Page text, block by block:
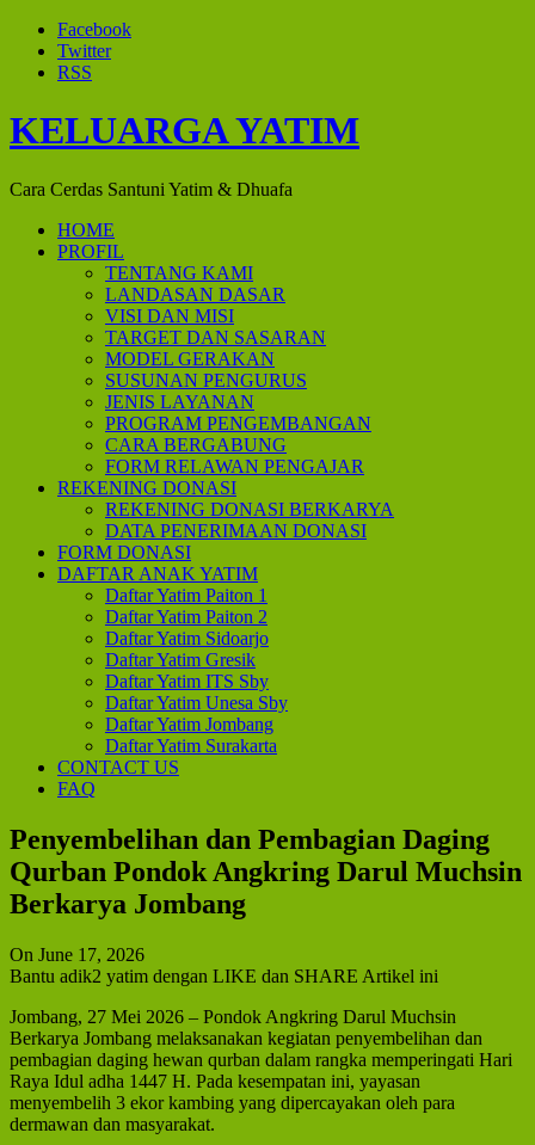
Facebook
Twitter
RSS
KELUARGA YATIM
Cara Cerdas Santuni Yatim & Dhuafa
HOME
PROFIL
TENTANG KAMI
LANDASAN DASAR
VISI DAN MISI
TARGET DAN SASARAN
MODEL GERAKAN
SUSUNAN PENGURUS
JENIS LAYANAN
PROGRAM PENGEMBANGAN
CARA BERGABUNG
FORM RELAWAN PENGAJAR
REKENING DONASI
REKENING DONASI BERKARYA
DATA PENERIMAAN DONASI
FORM DONASI
DAFTAR ANAK YATIM
Daftar Yatim Paiton 1
Daftar Yatim Paiton 2
Daftar Yatim Sidoarjo
Daftar Yatim Gresik
Daftar Yatim ITS Sby
Daftar Yatim Unesa Sby
Daftar Yatim Jombang
Daftar Yatim Surakarta
CONTACT US
FAQ
Penyembelihan dan Pembagian Daging
Qurban Pondok Angkring Darul Muchsin
Berkarya Jombang
On June 17, 2026
Bantu adik2 yatim dengan LIKE dan SHARE Artikel ini
Jombang, 27 Mei 2026 – Pondok Angkring Darul Muchsin
Berkarya Jombang melaksanakan kegiatan penyembelihan dan
pembagian daging hewan qurban dalam rangka memperingati Hari
Raya Idul adha 1447 H. Pada kesempatan ini, yayasan
menyembelih 3 ekor kambing yang dipercayakan oleh para
dermawan dan masyarakat.